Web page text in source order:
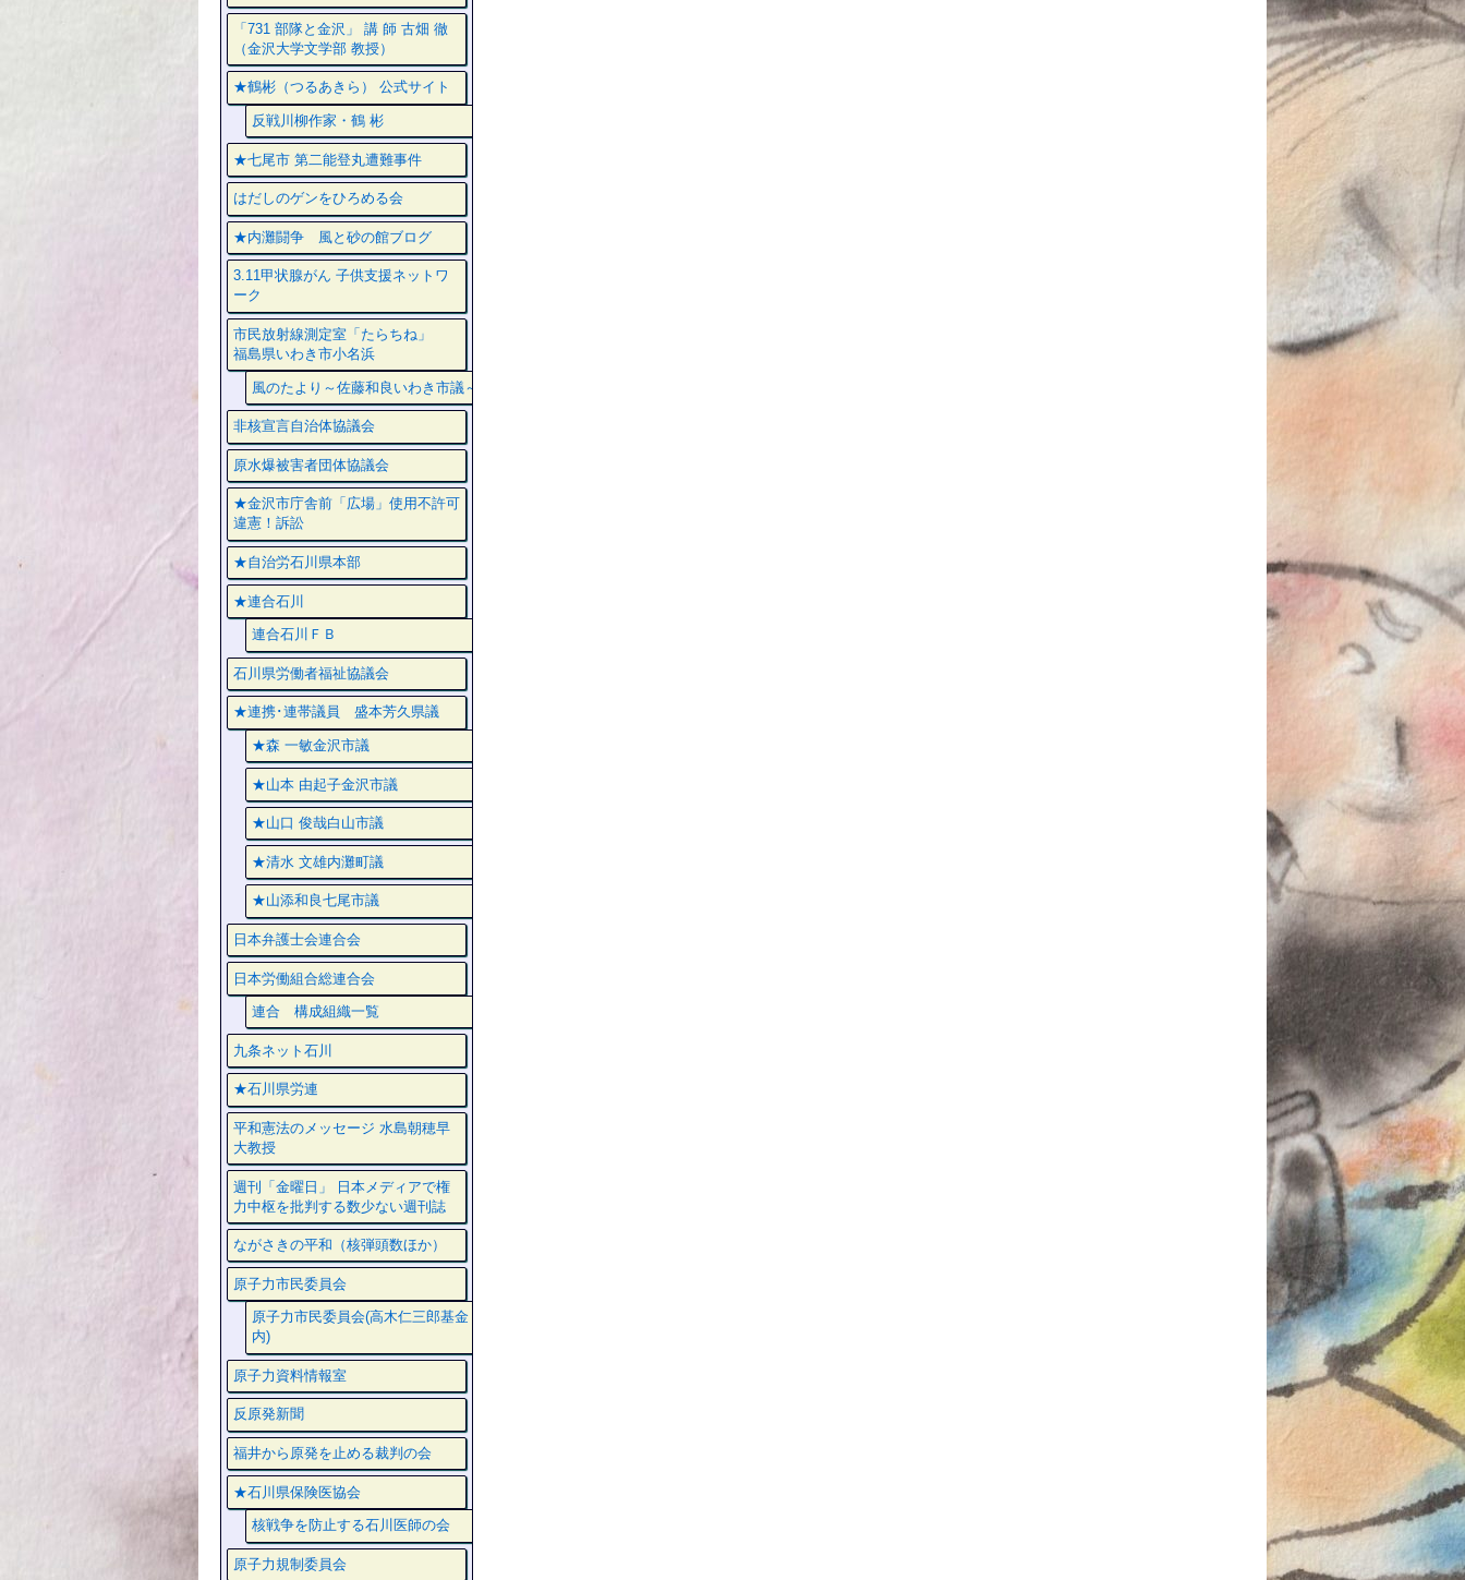
「731 部隊と金沢」 講 師 古畑 徹
（金沢大学文学部 教授）
★鶴彬（つるあきら） 公式サイト
反戦川柳作家・鶴 彬
★七尾市 第二能登丸遭難事件
はだしのゲンをひろめる会
★内灘闘争 風と砂の館ブログ
3.11甲状腺がん 子供支援ネットワ
ーク
市民放射線測定室「たらちね」
福島県いわき市小名浜
風のたより～佐藤和良いわき市議～
非核宣言自治体協議会
原水爆被害者団体協議会
★金沢市庁舎前「広場」使用不許可
違憲！訴訟
★自治労石川県本部
★連合石川
連合石川ＦＢ
石川県労働者福祉協議会
★連携･連帯議員 盛本芳久県議
★森 一敏金沢市議
★山本 由起子金沢市議
★山口 俊哉白山市議
★清水 文雄内灘町議
★山添和良七尾市議
日本弁護士会連合会
日本労働組合総連合会
連合 構成組織一覧
九条ネット石川
★石川県労連
平和憲法のメッセージ 水島朝穂早
大教授
週刊「金曜日」 日本メディアで権
力中枢を批判する数少ない週刊誌
ながさきの平和（核弾頭数ほか）
原子力市民委員会
原子力市民委員会(高木仁三郎基金
内)
原子力資料情報室
反原発新聞
福井から原発を止める裁判の会
★石川県保険医協会
核戦争を防止する石川医師の会
原子力規制委員会